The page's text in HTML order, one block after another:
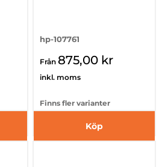
hp-107761
Från 875,00 kr
inkl. moms
Finns fler varianter
Köp